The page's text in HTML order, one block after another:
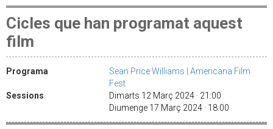
Cicles que han programat aquest
film
Programa
Sean Price Williams | Americana Film
Fest
Sessions
Dimarts 12 Març 2024 · 21:00
Diumenge 17 Març 2024 · 18:00